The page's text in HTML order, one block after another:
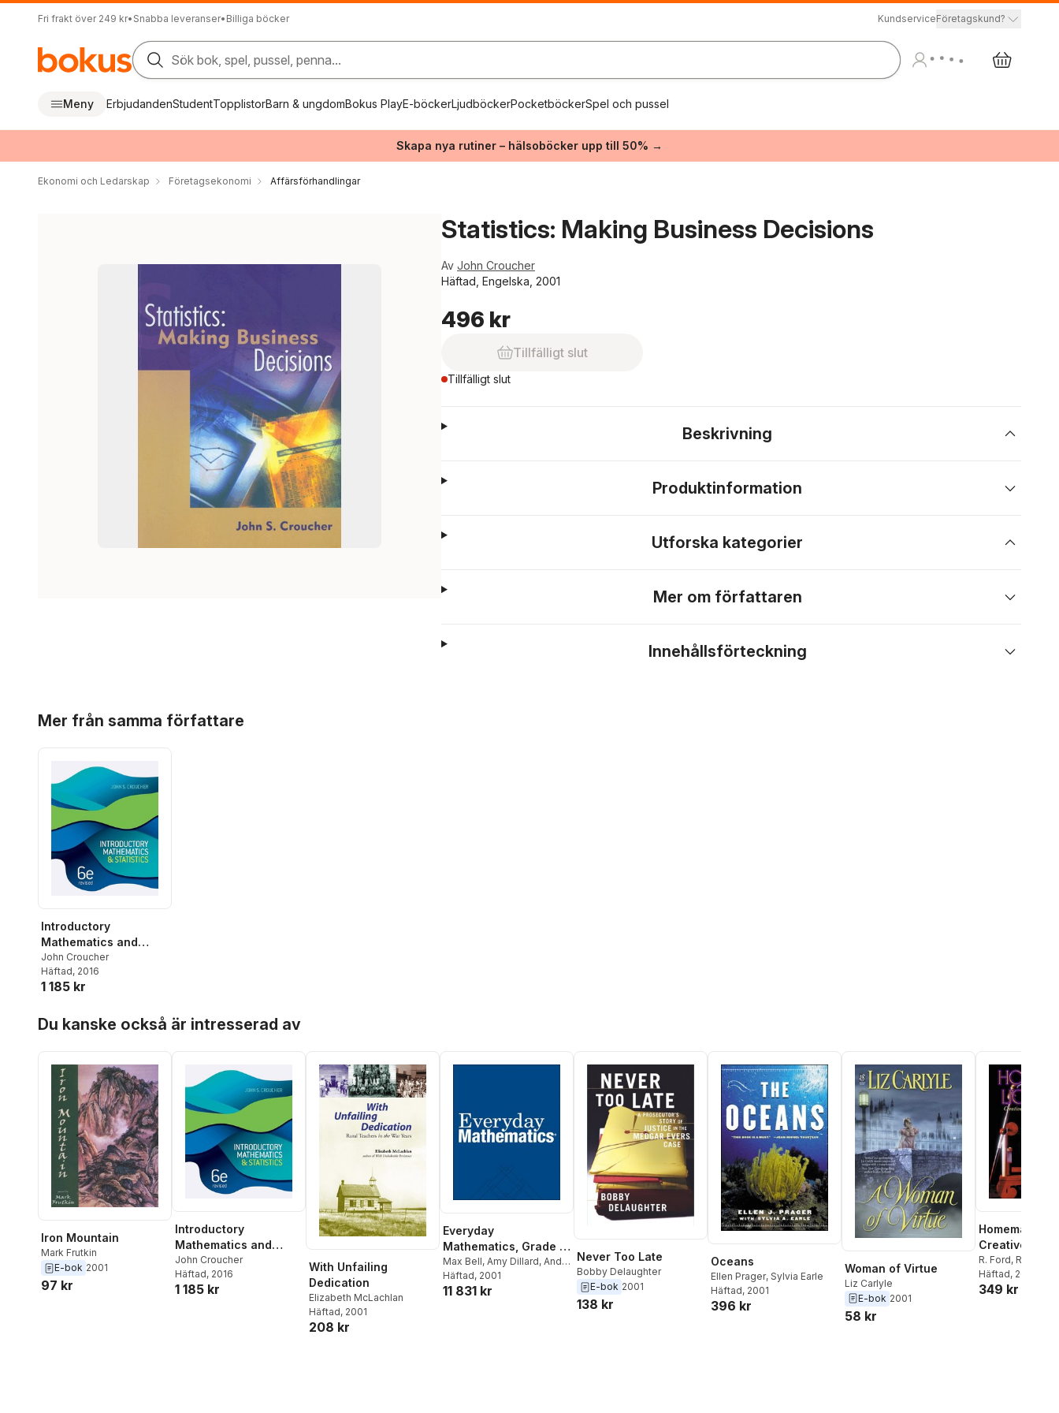
Fri frakt över 249 kr• Snabba leveranser• Billiga böcker KundserviceFöretagskund?
Sök bok, spel, pussel, penna...
Meny ErbjudandenStudentTopplistorBarn & ungdomBokus PlayE-böckerLjudböckerPocketböckerSpel och pussel
Skapa nya rutiner – hälsoböcker upp till 50% →
Ekonomi och Ledarskap Företagsekonomi Affärsförhandlingar
Statistics: Making Business Decisions
Av John Croucher
Häftad, Engelska, 2001
496 kr
Tillfälligt slut
Tillfälligt slut
Beskrivning
Produktinformation
Utforska kategorier
Mer om författaren
Innehållsförteckning
Mer från samma författare
Introductory
Mathematics and
Statistics, Revised
John Croucher
Häftad, 2016
1 185 kr
Du kanske också är intresserad av
Iron Mountain
Mark Frutkin
E-bok 2001
97 kr
Introductory
Mathematics and
Statistics, Revised
John Croucher
Häftad, 2016
1 185 kr
With Unfailing
Dedication
Elizabeth McLachlan
Häftad, 2001
208 kr
Everyday
Mathematics, Grade 5,
Basic Classroom
Manipulative Kit
Max Bell, Amy Dillard, Andy
Isaacs, James McBride
N/A UCSMP
Häftad, 2001
11 831 kr
Never Too Late
Bobby Delaughter
E-bok 2001
138 kr
Oceans
Ellen Prager, Sylvia Earle
Häftad, 2001
396 kr
Woman of Virtue
Liz Carlyle
E-bok 2001
58 kr
Homemade
Creative
in Electricity
R. Ford, Richard
Häftad, 2001
349 kr